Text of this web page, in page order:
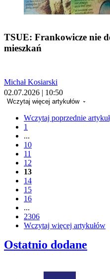
TSUE: Frankowicze nie
mieszkań
Michał Kosiarski
02.07.2026 | 10:50
Wczytaj więcej artykułów
Wczytaj poprzednie
1
...
10
11
12
13
14
15
16
...
2306
Wczytaj więcej artykułów
Ostatnio dodane